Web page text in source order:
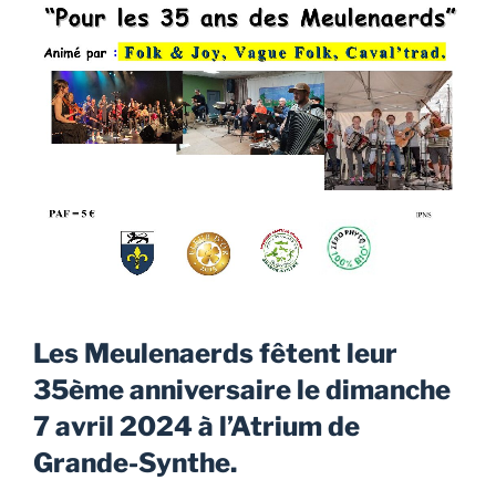
Les Meulenaerds fêtent leur
35ème anniversaire le dimanche
7 avril 2024 à l’Atrium de
Grande-Synthe.